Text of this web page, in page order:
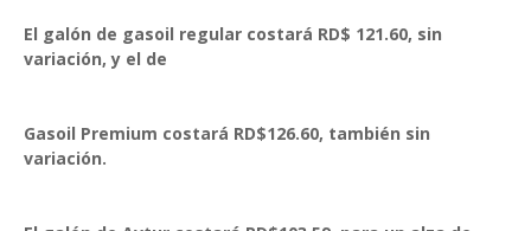
El galón de gasoil regular costará RD$ 121.60, sin
variación, y el de
Gasoil Premium costará RD$126.60, también sin
variación.